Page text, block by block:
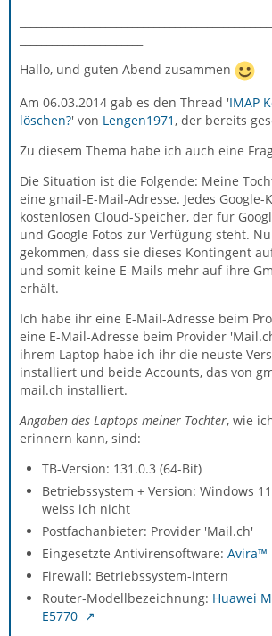
Hallo, und guten Abend zusammen
Am 06.03.2014 gab es den Thread 'IMAP
löschen?' von Lengen1971 , der bereits
Zu diesem Thema habe ich auch eine
Die Situation ist die Folgende: Meine
eine gmail-E-Mail-Adresse. Jedes Google-
kostenlosen Cloud-Speicher, der für
und Google Fotos zur Verfügung steht.
gekommen, dass sie dieses Kontingent
und somit keine E-Mails mehr auf ihre
erhält.
Ich habe ihr eine E-Mail-Adresse beim
eine E-Mail-Adresse beim Provider
ihrem Laptop habe ich ihr die neuste
installiert und beide Accounts, das von
mail.ch installiert.
Angaben des Laptops meiner Tochter, wie
erinnern kann, sind:
TB-Version: 131.0.3 (64-Bit)
Betriebssystem + Version: Windows
weiss ich nicht
Postfachanbieter: Provider 'Mail.ch'
Eingesetzte Antivirensoftware: Avira™
Firewall: Betriebssystem-intern
Router-Modellbezeichnung: Huawei
E5770